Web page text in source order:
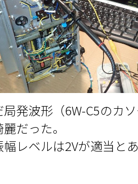
発波形（6W-C5のカ
だった。
レベルは2Vが適当と